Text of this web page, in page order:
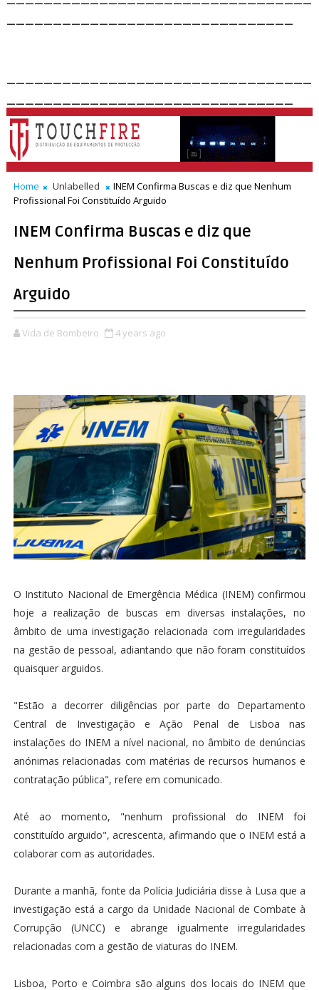
Home Unlabelled
INEM Confirma Buscas e diz que Nenhum
Profissional Foi Constituído Arguido
INEM Confirma Buscas e diz que
Nenhum Profissional Foi Constituído
Arguido
Vida de Bombeiro 4 years ago
O Instituto Nacional de Emergência Médica (INEM) confirmou
hoje a realização de buscas em diversas instalações, no
âmbito de uma investigação relacionada com irregularidades
na gestão de pessoal, adiantando que não foram constituídos
quaisquer arguidos.
"Estão a decorrer diligências por parte do Departamento
Central de Investigação e Ação Penal de Lisboa nas
instalações do INEM a nível nacional, no âmbito de denúncias
anónimas relacionadas com matérias de recursos humanos e
contratação pública", refere em comunicado.
Até ao momento, "nenhum profissional do INEM foi
constituído arguido", acrescenta, afirmando que o INEM está a
colaborar com as autoridades.
Durante a manhã, fonte da Polícia Judiciária disse à Lusa que a
investigação está a cargo da Unidade Nacional de Combate à
Corrupção (UNCC) e abrange igualmente irregularidades
relacionadas com a gestão de viaturas do INEM.
Lisboa, Porto e Coimbra são alguns dos locais do INEM que